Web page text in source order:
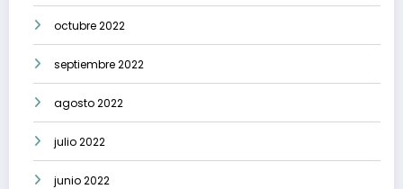
octubre 2022
septiembre 2022
agosto 2022
julio 2022
junio 2022